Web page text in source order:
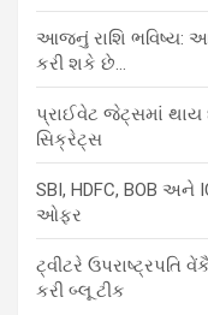
આજનું રાશિ ભવિષ્ય: આ
કરી શકે છે…
પ્રાઈવેટ જેટ્સમાં
સિક્રેટ્સ
SBI, HDFC, BOB
ઓફર
ટ્વીટરે ઉપરાષ્ટ્રપતિ
કરી બ્લૂ ટીક